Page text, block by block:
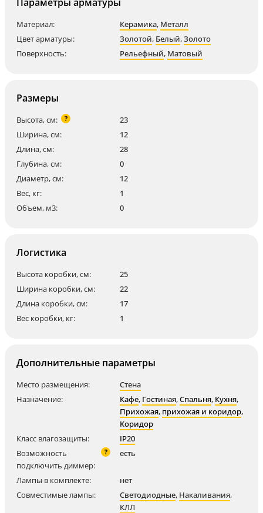
Материал: Керамика, Металл
Цвет арматуры:
Золотой, Белый,Золото
Поверхность:
Рельефный, Матовый
Размеры
Высота, см: ?
23
Ширина, см:
12
Длина, см:
28
Глубина, см:
0
Диаметр, см:
12
Вес, кг:
1
Объем, м3:
0
Логистика
Высота коробки, см:
25
Ширина коробки, см:
22
Длина коробки, см:
17
Вес коробки, кг:
1
Дополнительные параметры
Место размещения:
Стена
Назначение:
Кафе, Гостиная,Спальня, Кухня,
Прихожая, прихожая и коридор,
Коридор
Класс влагозащиты:
IP20
Возможность
подключить диммер:
? есть
Лампы в комплекте:
нет
Совместимые лампы:
Светодиодные, Накаливания,
КЛЛ